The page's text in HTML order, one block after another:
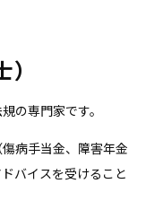
の専門家です。
病手当金、障害年金
バイスを受けること